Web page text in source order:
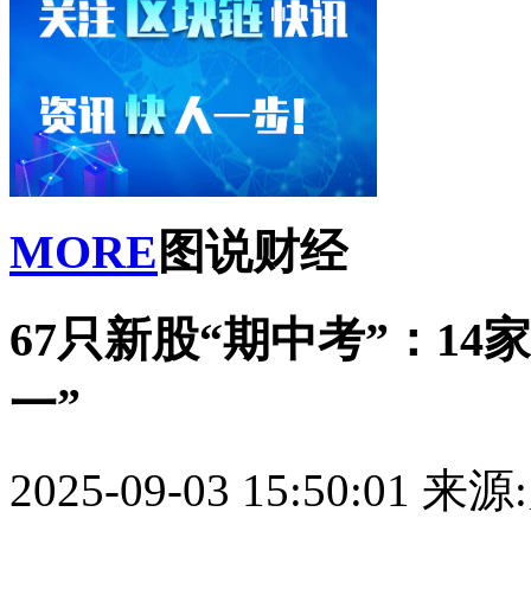
MORE 图说财经
67只新股“期中考”：14
一”
2025-09-03 15:50:01 来源